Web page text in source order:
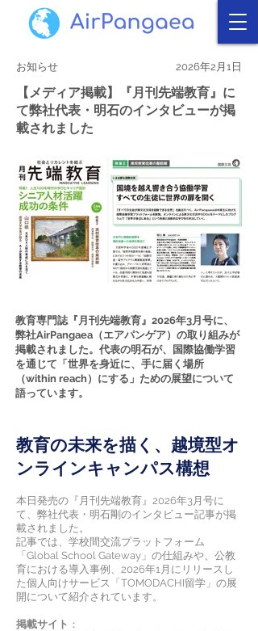
お知らせ 2026年2月1日
【メディア掲載】『月刊先端教育』に
て弊社代表・明石のインタビューが掲
載されました
教育専門誌『月刊先端教育』2026年3月号に、
弊社AirPangaea（エアパンゲア）の取り組みが
掲載されました。代表の明石が、国際協働学習
を通じて「世界を身近に、手に届く場所
（within reach）にする」ための展望について
語っています。
教育の未来を描く、越境型オ
ンラインキャンパス構想
本日発売の『月刊先端教育』2026年3月号に
て、弊社代表・明石剛のインタビュー記事が掲
載されました。
記事では、学校間交流プラットフォーム
「Global School Gateway」の仕組みや、公教
育における導入事例、2026年1月にリリースし
た個人向けサービス「TOMODACHI留学」の展
開について紹介されています。
掲載サイト ：